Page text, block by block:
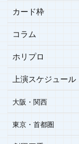
カード枠
コラム
ホリプロ
上演スケジュール
大阪・関西
東京・首都圏